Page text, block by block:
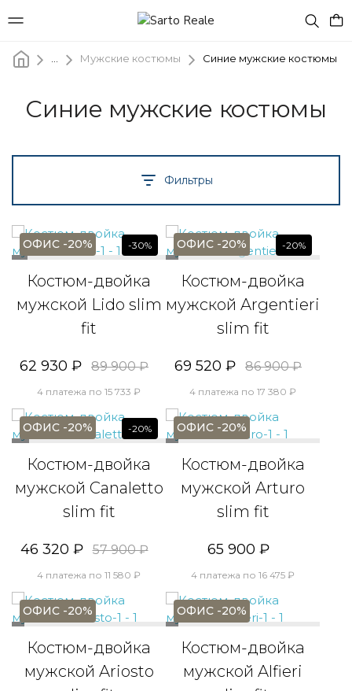
... Мужские костюмы Синие мужские костюмы
Синие мужские костюмы
Фильтры
ОФИС -20% -30%
Костюм-двойка
мужской Lido slim
fit
62 930 ₽ 89 900 ₽
4 платежа по 15 733 ₽
ОФИС -20% -20%
Костюм-двойка
мужской Argentieri
slim fit
69 520 ₽ 86 900 ₽
4 платежа по 17 380 ₽
ОФИС -20% -20%
Костюм-двойка
мужской Canaletto
slim fit
46 320 ₽ 57 900 ₽
4 платежа по 11 580 ₽
ОФИС -20%
Костюм-двойка
мужской Arturo
slim fit
65 900 ₽
4 платежа по 16 475 ₽
ОФИС -20%
Костюм-двойка
мужской Ariosto
ОФИС -20%
Костюм-двойка
мужской Alfieri